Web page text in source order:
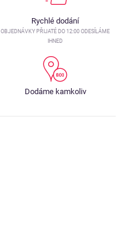
Rychlé dodání
OBJEDNÁVKY PŘIJATÉ DO 12:00 ODESÍLÁME
IHNED
Dodáme kamkoliv